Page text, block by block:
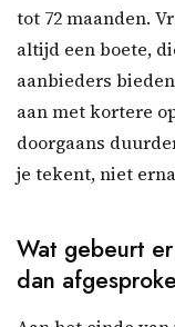
tot 72 maanden.
altijd een boete,
aanbieders
aan met kortere
doorgaans
je tekent, niet
Wat gebeurt
dan